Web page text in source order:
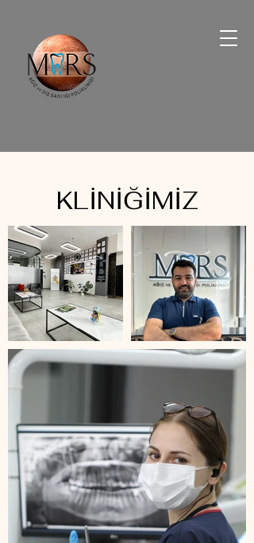
KLİNİĞİMİZ